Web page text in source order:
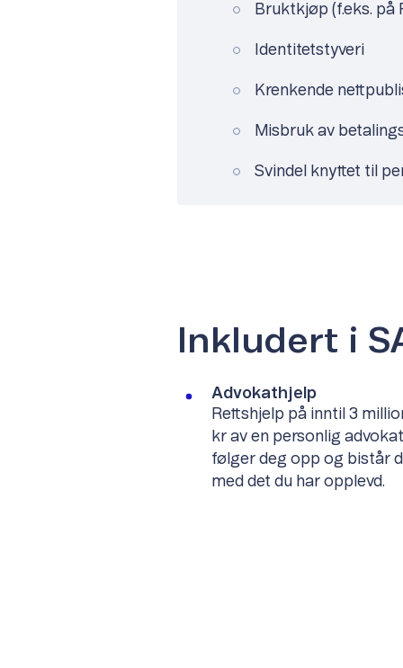
Bruktkjøp (f.eks. på
Identitetstyveri
Krenkende
Misbruk av
Svindel knyttet til
Inkludert i
Advokathjelp
Rettshjelp på inntil 3
kr av en personlig
følger deg opp og bistår
med det du har opplevd.